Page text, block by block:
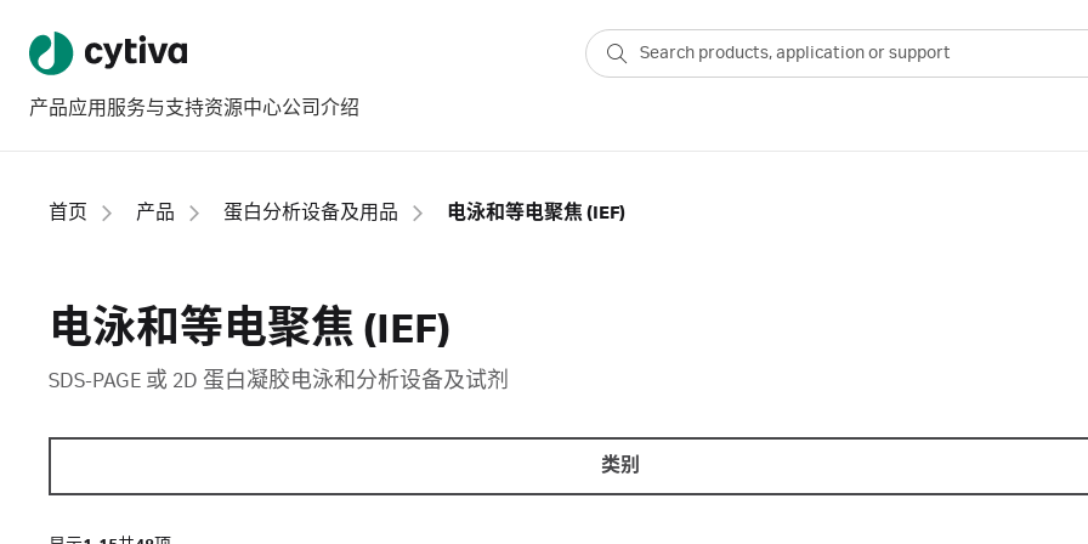
产品应用 服务与支持资源中心公司介绍
首页 产品 蛋白分析设备及用品 电泳和等电聚焦 (IEF)
电泳和等电聚焦 (IEF)
SDS-PAGE 或 2D 蛋白凝胶电泳和分析设备及试剂
类别